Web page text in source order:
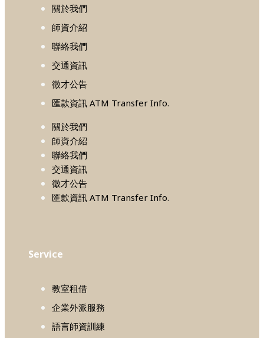
關於我們
師資介紹
聯絡我們
交通資訊
徵才公告
匯款資訊 ATM Transfer Info.
關於我們
師資介紹
聯絡我們
交通資訊
徵才公告
匯款資訊 ATM Transfer Info.
Service
教室租借
企業外派服務
語言師資訓練